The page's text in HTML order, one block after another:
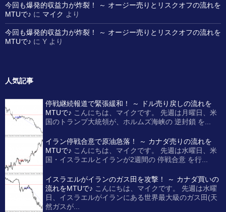
今回も爆発的収益力が炸裂！ ～ オージー売りとリスクオフの流れを
MTUで♪ に マイク より
今回も爆発的収益力が炸裂！ ～ オージー売りとリスクオフの流れを
MTUで♪ に Y より
人気記事
停戦継続報道で緊張緩和！ ～ ドル売り戻しの流れを
MTUで♪ こんにちは、マイクです。 先週は月曜日、米
国のトランプ大統領が、ホルムズ海峡の 逆封鎖 を...
イラン停戦合意で原油急落！ ～ カナダ売りの流れを
MTUで♪ こんにちは、マイクです。 先週は水曜日、米
国・イスラエルとイランが2週間の 停戦合意 を行...
イスラエルがイランのガス田を攻撃！ ～ カナダ買いの
流れをMTUで♪ こんにちは、マイクです。 先週は水曜
日、イスラエルがイランにある世界最大級のガス田(天
然ガスが...